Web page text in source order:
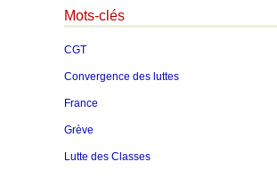
Mots-clés
CGT
Convergence des luttes
France
Grève
Lutte des Classes